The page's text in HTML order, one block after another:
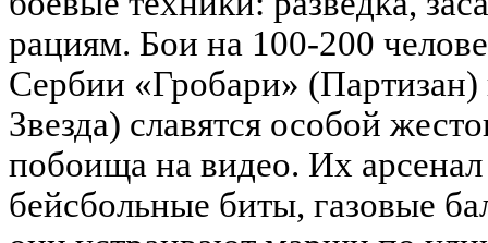
рациям. Бои на 100-200
Сербии «Гробари»
Звезда) славятся особой
побоища на видео. Их
бейсбольные биты, газовые